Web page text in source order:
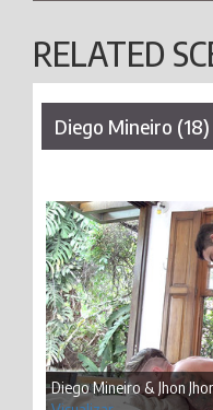
RELATED
Diego Mineiro (18)
Diego Mineiro & Jhon